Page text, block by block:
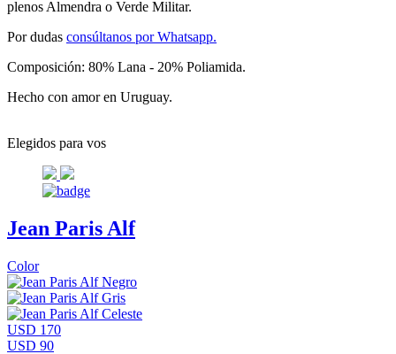
plenos Almendra o Verde Militar.
Por dudas consúltanos por Whatsapp.
Composición: 80% Lana - 20% Poliamida.
Hecho con amor en Uruguay.
Elegidos para vos
Jean Paris Alf
Color
USD 170
USD 90